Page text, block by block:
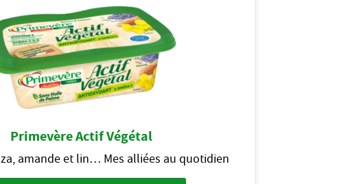
Primevère Actif Végétal
amande et lin… Mes alliées au quotidien